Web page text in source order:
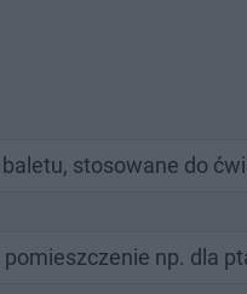
stosowane do
np. dla